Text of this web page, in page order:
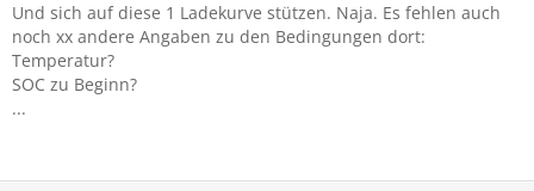
Und sich auf diese 1 Ladekurve stützen. Naja. Es fehlen auch
noch xx andere Angaben zu den Bedingungen dort:
Temperatur?
SOC zu Beginn?
...